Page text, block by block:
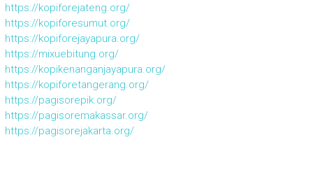
https://kopiforejateng.org/
https://kopiforesumut.org/
https://kopiforejayapura.org/
https://mixuebitung.org/
https://kopikenanganjayapura.org/
https://kopiforetangerang.org/
https://pagisorepik.org/
https://pagisoremakassar.org/
https://pagisorejakarta.org/